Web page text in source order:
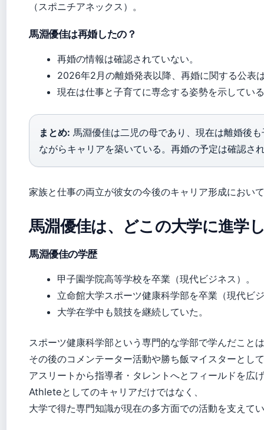
（スポニチアネックス）。
馬淵優佳は再婚したの？
再婚の情報は確認されていない。
2026年2月の離婚発表以降、再婚に関する公表
現在は仕事と子育てに専念する姿勢を示してい
まとめ: 馬淵優佳は二児の母であり、現在は離婚後
ながらキャリアを築いている。再婚の予定は確認さ
家族と仕事の両立が彼女の今後のキャリア形成におい
馬淵優佳は、どこの大学に進学
馬淵優佳の学歴
甲子園学院高等学校を卒業（現代ビジネス）。
立命館大学スポーツ健康科学部を卒業（現代ビ
大学在学中も競技を継続していた。
スポーツ健康科学部という専門的な学部で学んだこと
その後のコメンテーター活動や勝ち飯マイスターとし
アスリートから指導者・タレントへとフィールドを広
Athleteとしてのキャリアだけではなく、
大学で得た専門知識が現在の多方面での活動を支えて